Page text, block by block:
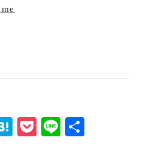
HatenaPocket
Line